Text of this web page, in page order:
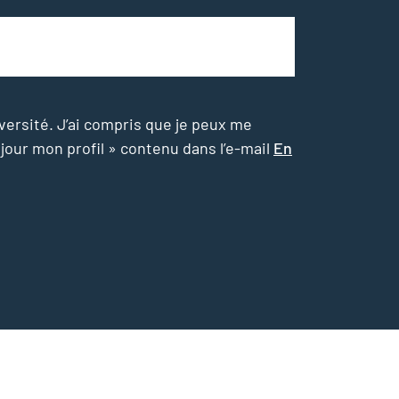
J’ai compris que je peux me
mon profil » contenu dans l’e-mail En